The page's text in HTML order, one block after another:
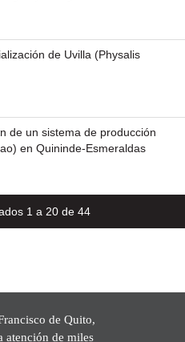
de Uvilla (Physalis
de un sistema de producción
en Quininde-Esmeraldas
1 a 20 de 44
de Quito,
atención de miles